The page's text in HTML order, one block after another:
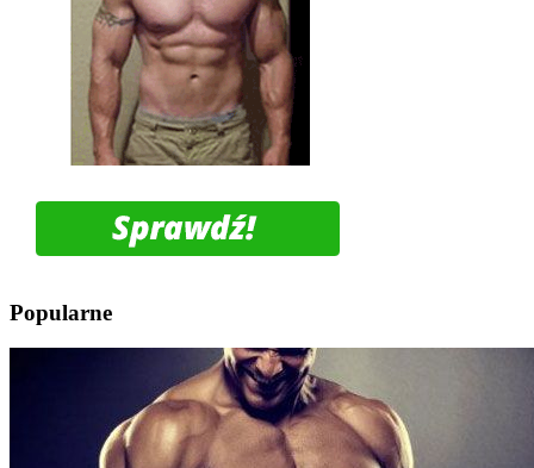
Popularne